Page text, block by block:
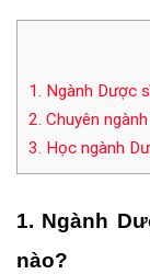
1. Ngành Dược
2. Chuyên
3. Học ngành
1. Ngành
nào?